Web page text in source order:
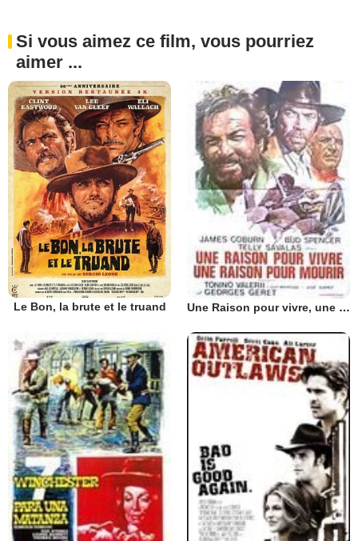
Si vous aimez ce film, vous pourriez
aimer ...
Le Bon, la brute et le truand Une Raison pour vivre, une raison pour mourir